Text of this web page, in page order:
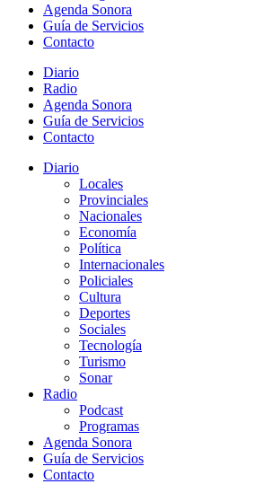
Agenda Sonora
Guía de Servicios
Contacto
Diario
Radio
Agenda Sonora
Guía de Servicios
Contacto
Diario
Locales
Provinciales
Nacionales
Economía
Política
Internacionales
Policiales
Cultura
Deportes
Sociales
Tecnología
Turismo
Sonar
Radio
Podcast
Programas
Agenda Sonora
Guía de Servicios
Contacto